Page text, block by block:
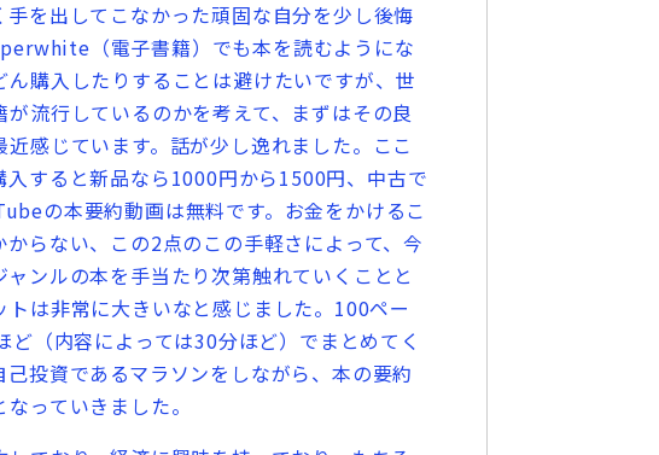
を出してこなかった頑固な自分を少し後悔
（電子書籍）でも本を読むようにな
購入したりすることは避けたいですが、世
流行しているのかを考えて、まずはその良
感じています。話が少し逸れました。ここ
すると新品なら1000円から1500円、中古で
の本要約動画は無料です。お金をかけるこ
らない、この2点のこの手軽さによって、今
ンルの本を手当たり次第触れていくことと
は非常に大きいなと感じました。100ペー
（内容によっては30分ほど）でまとめてく
投資であるマラソンをしながら、本の要約
っていきました。